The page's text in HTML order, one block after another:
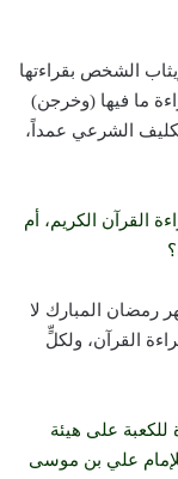
الشخص بقراءتها
ما فيها (وخرجن)
الشرعي عمداً،
القرآن الكريم، أم
رمضان المبارك لا
القرآن، ولكلٍّ
على هيئة
علي بن موسى